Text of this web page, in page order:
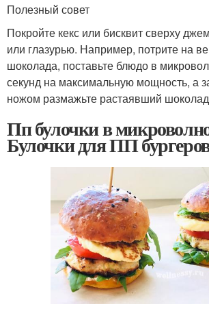
Полезный совет
Покройте кекс или бисквит сверху
или глазурью. Например, потрите на
шоколада, поставьте блюдо в
секунд на максимальную мощность, а
ножом размажьте растаявший
Пп булочки в
Булочки для ПП